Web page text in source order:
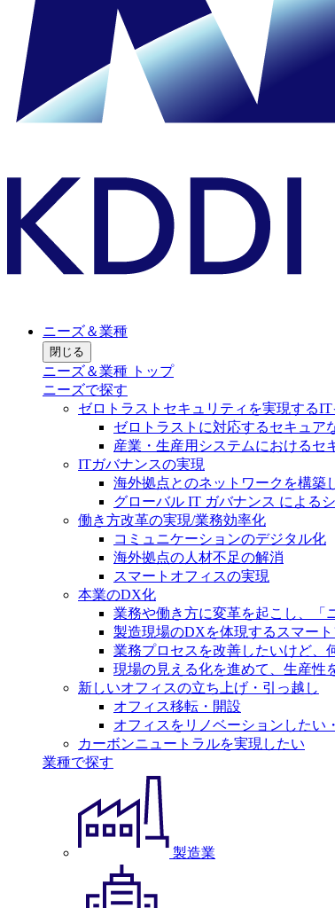
ニーズ＆業種
閉じる
ニーズ＆業種 トップ
ニーズで探す
ゼロトラストセキュリティを実現するIT
ゼロトラストに対応するセキュア
産業・生産用システムにおけるセ
ITガバナンスの実現
海外拠点とのネットワークを構築
グローバル IT ガバナンス による
働き方改革の実現/業務効率化
コミュニケーションのデジタル化
海外拠点の人材不足の解消
スマートオフィスの実現
本業のDX化
業務や働き方に変革を起こし、「
製造現場のDXを体現するスマー
業務プロセスを改善したいけど、
現場の見える化を進めて、生産性
新しいオフィスの立ち上げ・引っ越し
オフィス移転・開設
オフィスをリノベーションしたい
カーボンニュートラルを実現したい
業種で探す
製造業